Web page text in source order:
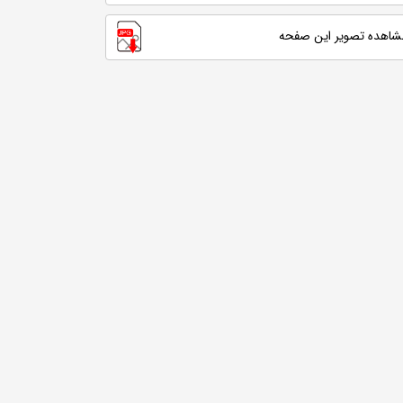
تصویر این صفحه